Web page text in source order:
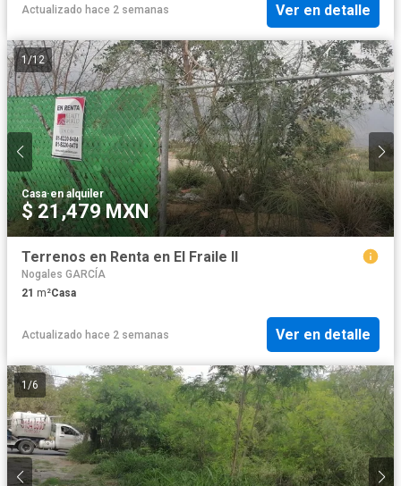
Actualizado hace 2 semanas Ver en detalle
1/12
Casa·en alquiler
$ 21,479 MXN
Terrenos en Renta en El Fraile II
Nogales GARCÍA
21 m²Casa
Actualizado hace 2 semanas Ver en detalle
1 /6